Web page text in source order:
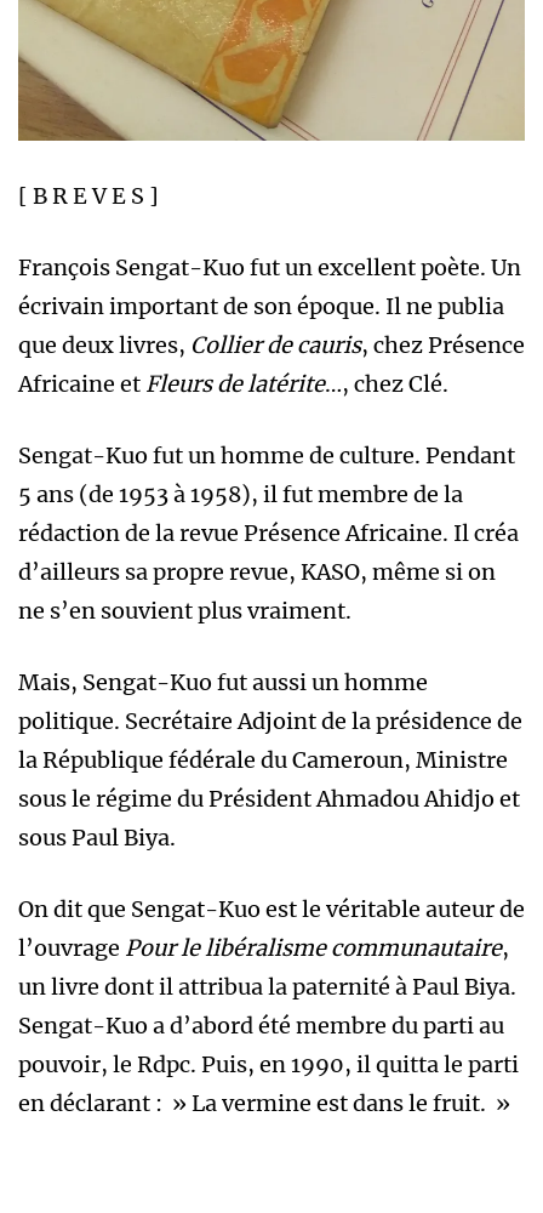
[ B R E V E S ]
François Sengat-Kuo fut un excellent poète. Un
écrivain important de son époque. Il ne publia
que deux livres, Collier de cauris, chez Présence
Africaine et Fleurs de latérite…, chez Clé.
Sengat-Kuo fut un homme de culture. Pendant
5 ans (de 1953 à 1958), il fut membre de la
rédaction de la revue Présence Africaine. Il créa
d’ailleurs sa propre revue, KASO, même si on
ne s’en souvient plus vraiment.
Mais, Sengat-Kuo fut aussi un homme
politique. Secrétaire Adjoint de la présidence de
la République fédérale du Cameroun, Ministre
sous le régime du Président Ahmadou Ahidjo et
sous Paul Biya.
On dit que Sengat-Kuo est le véritable auteur de
l’ouvrage Pour le libéralisme communautaire,
un livre dont il attribua la paternité à Paul Biya.
Sengat-Kuo a d’abord été membre du parti au
pouvoir, le Rdpc. Puis, en 1990, il quitta le parti
en déclarant : » La vermine est dans le fruit. »